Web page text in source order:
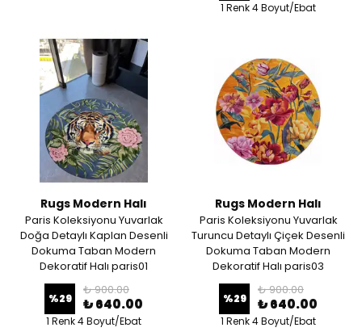
1 Renk 4 Boyut/Ebat
Rugs Modern Halı
Paris Koleksiyonu Yuvarlak
Doğa Detaylı Kaplan Desenli
Dokuma Taban Modern
Dekoratif Halı paris01
%29
₺ 900.00
₺ 640.00
1 Renk 4 Boyut/Ebat
Rugs Modern Halı
Paris Koleksiyonu Yuvarlak
Turuncu Detaylı Çiçek Desenli
Dokuma Taban Modern
Dekoratif Halı paris03
%29
₺ 900.00
₺ 640.00
1 Renk 4 Boyut/Ebat